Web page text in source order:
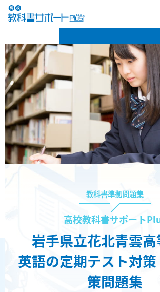
教科書準拠問題集
高校教科書サポート
岩手県立花北青雲
英語の定期テスト対
策問題集